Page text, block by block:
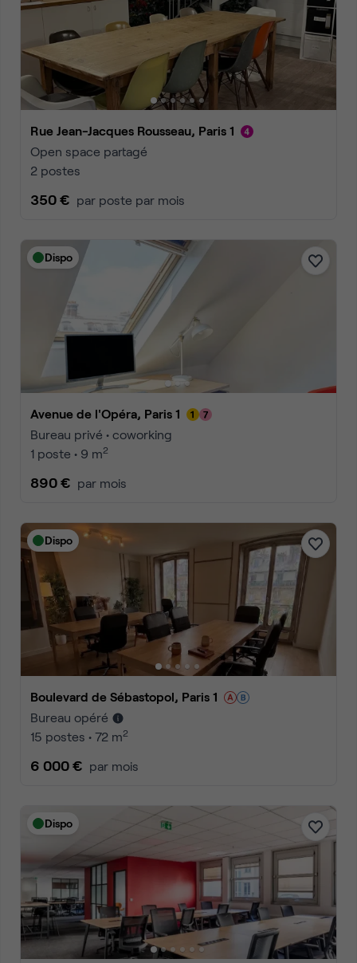
Rue Jean-Jacques Rousseau, Paris 1
Open space partagé
2 postes
350 € par poste par mois
Dispo
Avenue de l'Opéra, Paris 1
Bureau privé • coworking
1 poste • 9 m2
890 € par mois
Dispo
Boulevard de Sébastopol, Paris 1
Bureau opéré
15 postes • 72 m2
6 000 € par mois
Dispo